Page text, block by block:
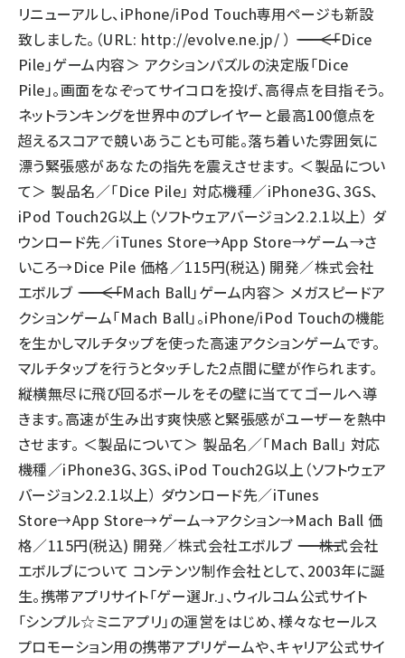
リニューアルし、iPhone/iPod Touch専用ページも新設
致しました。（URL: http://evolve.ne.jp/ ） ――――――――――――――――――――――――― ＜「Dice
Pile」ゲーム内容＞ アクションパズルの決定版「Dice
Pile」。画面をなぞってサイコロを投げ、高得点を目指そう。
ネットランキングを世界中のプレイヤーと最高100億点を
超えるスコアで競いあうことも可能。落ち着いた雰囲気に
漂う緊張感があなたの指先を震えさせます。 ＜製品につい
て＞ 製品名／「Dice Pile」 対応機種／iPhone3G、3GS、
iPod Touch2G以上（ソフトウェアバージョン2.2.1以上） ダ
ウンロード先／iTunes Store→App Store→ゲーム→さ
いころ→Dice Pile 価格／115円(税込) 開発／株式会社
エボルブ ――――――――――――――――――――――――― ＜「Mach Ball」ゲーム内容＞ メガスピードア
クションゲーム「Mach Ball」。iPhone/iPod Touchの機能
を生かしマルチタップを使った高速アクションゲームです。
マルチタップを行うとタッチした2点間に壁が作られます。
縦横無尽に飛び回るボールをその壁に当ててゴールへ導
きます。高速が生み出す爽快感と緊張感がユーザーを熱中
させます。 ＜製品について＞ 製品名／「Mach Ball」 対応
機種／iPhone3G、3GS、iPod Touch2G以上（ソフトウェア
バージョン2.2.1以上） ダウンロード先／iTunes
Store→App Store→ゲーム→アクション→Mach Ball 価
格／115円(税込) 開発／株式会社エボルブ ――――――――――――――――――――――――― 株式会社
エボルブについて コンテンツ制作会社として、2003年に誕
生。携帯アプリサイト「ゲー選Jr.」、ウィルコム公式サイト
「シンプル☆ミニアプリ」の運営をはじめ、様々なセールス
プロモーション用の携帯アプリゲームや、キャリア公式サイ